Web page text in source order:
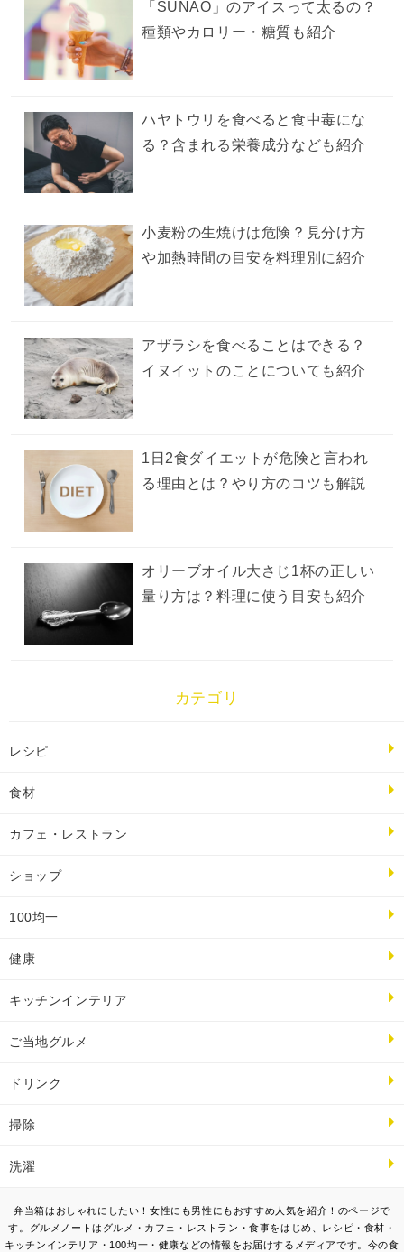
「SUNAO」のアイスって太るの？
種類やカロリー・糖質も紹介
ハヤトウリを食べると食中毒にな
る？含まれる栄養成分なども紹介
小麦粉の生焼けは危険？見分け方
や加熱時間の目安を料理別に紹介
アザラシを食べることはできる？
イヌイットのことについても紹介
1日2食ダイエットが危険と言われ
る理由とは？やり方のコツも解説
オリーブオイル大さじ1杯の正しい
量り方は？料理に使う目安も紹介
カテゴリ
レシピ
食材
カフェ・レストラン
ショップ
100均一
健康
キッチンインテリア
ご当地グルメ
ドリンク
掃除
洗濯
弁当箱はおしゃれにしたい！女性にも男性にもおすすめ人気を紹介！のページで
す。グルメノートはグルメ・カフェ・レストラン・食事をはじめ、レシピ・食材・
キッチンインテリア・100均一・健康などの情報をお届けするメディアです。今の食